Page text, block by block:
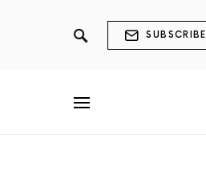
SUBSCRIBE